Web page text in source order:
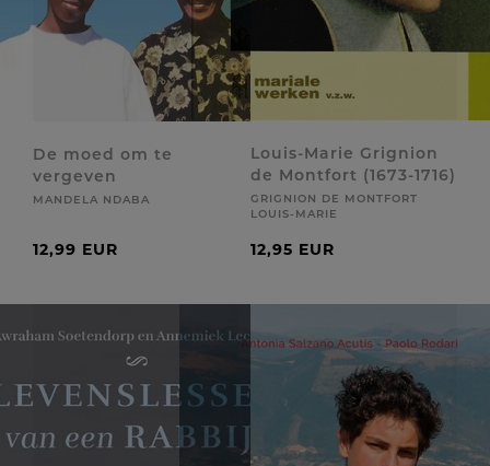
De moed om te
vergeven
MANDELA NDABA
12,99 EUR
Louis-Marie Grignion
de Montfort (1673-1716)
GRIGNION DE MONTFORT
LOUIS-MARIE
12,95 EUR